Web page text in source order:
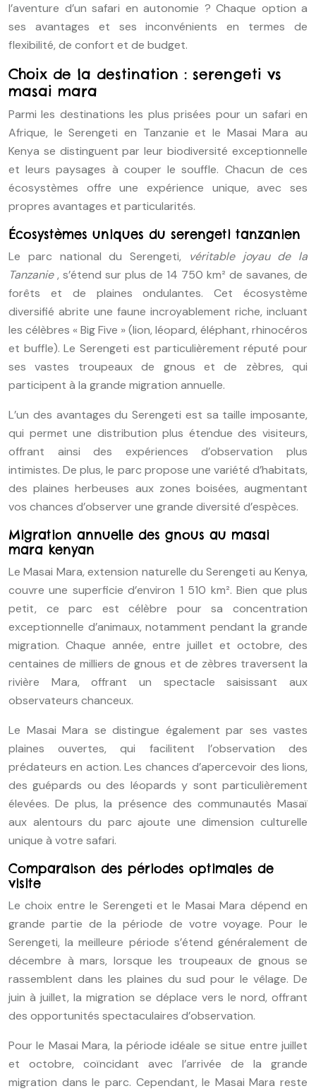
l’aventure d’un safari en autonomie ? Chaque option a
ses avantages et ses inconvénients en termes de
flexibilité, de confort et de budget.
Choix de la destination : serengeti vs
masai mara
Parmi les destinations les plus prisées pour un safari en
Afrique, le Serengeti en Tanzanie et le Masai Mara au
Kenya se distinguent par leur biodiversité exceptionnelle
et leurs paysages à couper le souffle. Chacun de ces
écosystèmes offre une expérience unique, avec ses
propres avantages et particularités.
Écosystèmes uniques du serengeti tanzanien
Le parc national du Serengeti,
véritable joyau de la
Tanzanie, s’étend sur plus de 14 750 km² de savanes, de
forêts et de plaines ondulantes. Cet écosystème
diversifié abrite une faune incroyablement riche, incluant
les célèbres « Big Five » (lion, léopard, éléphant, rhinocéros
et buffle). Le Serengeti est particulièrement réputé pour
ses vastes troupeaux de gnous et de zèbres, qui
participent à la grande migration annuelle.
L’un des avantages du Serengeti est sa taille imposante,
qui permet une distribution plus étendue des visiteurs,
offrant ainsi des expériences d’observation plus
intimistes. De plus, le parc propose une variété d’habitats,
des plaines herbeuses aux zones boisées, augmentant
vos chances d’observer une grande diversité d’espèces.
Migration annuelle des gnous au masai
mara kenyan
Le Masai Mara, extension naturelle du Serengeti au Kenya,
couvre une superficie d’environ 1 510 km². Bien que plus
petit, ce parc est célèbre pour sa concentration
exceptionnelle d’animaux, notamment pendant la grande
migration. Chaque année, entre juillet et octobre, des
centaines de milliers de gnous et de zèbres traversent la
rivière Mara, offrant un spectacle saisissant aux
observateurs chanceux.
Le Masai Mara se distingue également par ses vastes
plaines ouvertes, qui facilitent l’observation des
prédateurs en action. Les chances d’apercevoir des lions,
des guépards ou des léopards y sont particulièrement
élevées. De plus, la présence des communautés Masaï
aux alentours du parc ajoute une dimension culturelle
unique à votre safari.
Comparaison des périodes optimales de
visite
Le choix entre le Serengeti et le Masai Mara dépend en
grande partie de la période de votre voyage. Pour le
Serengeti, la meilleure période s’étend généralement de
décembre à mars, lorsque les troupeaux de gnous se
rassemblent dans les plaines du sud pour le vêlage. De
juin à juillet, la migration se déplace vers le nord, offrant
des opportunités spectaculaires d’observation.
Pour le Masai Mara, la période idéale se situe entre juillet
et octobre, coïncidant avec l’arrivée de la grande
migration dans le parc. Cependant, le Masai Mara reste